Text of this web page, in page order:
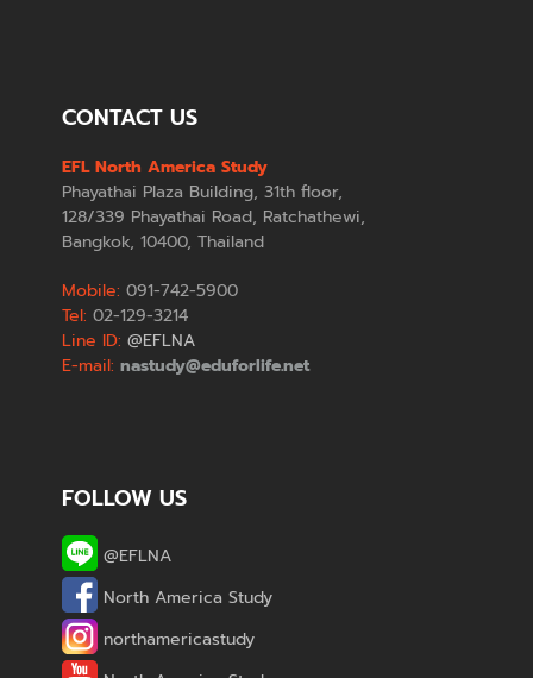
CONTACT US
EFL North America Study
Phayathai Plaza Building, 31th floor,
128/339 Phayathai Road, Ratchathewi,
Bangkok, 10400, Thailand
Mobile: 091-742-5900
Tel: 02-129-3214
Line ID: @EFLNA
E-mail: nastudy@eduforlife.net
FOLLOW US
@EFLNA
North America Study
northamericastudy